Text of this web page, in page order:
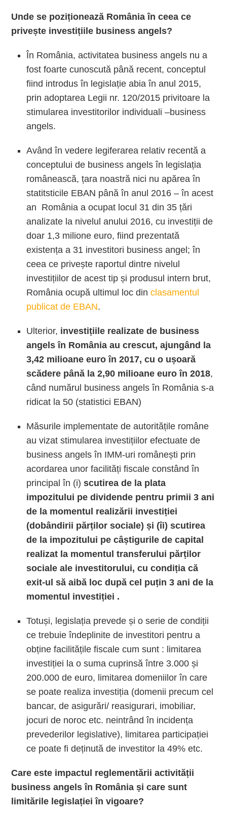
Unde se poziționează România în ceea ce
privește investițiile business angels?
În România, activitatea business angels nu a
fost foarte cunoscută până recent, conceptul
fiind introdus în legislație abia în anul 2015,
prin adoptarea Legii nr. 120/2015 privitoare la
stimularea investitorilor individuali –business
angels.
Având în vedere legiferarea relativ recentă a
conceptului de business angels în legislația
românească, țara noastră nici nu apărea în
statitsticile EBAN până în anul 2016 – în acest
an România a ocupat locul 31 din 35 țări
analizate la nivelul anului 2016, cu investiții de
doar 1,3 milione euro, fiind prezentată
existența a 31 investitori business angel; în
ceea ce privește raportul dintre nivelul
investițiilor de acest tip și produsul intern brut,
România ocupă ultimul loc dinclasamentul
publicat de EBAN.
Ulterior, investițiile realizate de business
angels în România au crescut, ajungând la
3,42 milioane euro în 2017, cu o ușoară
scădere până la 2,90 milioane euro în 2018,
când numărul business angels în România s-a
ridicat la 50 (statistici EBAN)
Măsurile implementate de autoritățile române
au vizat stimularea investițiilor efectuate de
business angels în IMM-uri românești prin
acordarea unor facilități fiscale constând în
principal în (i)scutirea de la plata
impozitului pe dividende pentru primii 3 ani
de la momentul realizării investiției
(dobândirii părților sociale) și (îi) scutirea
de la impozitului pe câștigurile de capital
realizat la momentul transferului părților
sociale ale investitorului, cu condiția că
exit-ul să aibă loc după cel puțin 3 ani de la
momentul investiției .
Totuși, legislația prevede și o serie de condiții
ce trebuie îndeplinite de investitori pentru a
obține facilitățile fiscale cum sunt : limitarea
investiției la o suma cuprinsă între 3.000 și
200.000 de euro, limitarea domeniilor în care
se poate realiza investiția (domenii precum cel
bancar, de asigurări/ reasigurari, imobiliar,
jocuri de noroc etc. neintrând în incidența
prevederilor legislative), limitarea participației
ce poate fi deținută de investitor la 49% etc.
Care este impactul reglementării activității
business angels în România și care sunt
limitările legislației în vigoare?